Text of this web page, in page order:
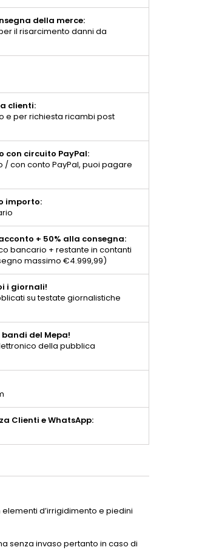
della merce:
il risarcimento danni da
clienti:
e per richiesta ricambi post
con circuito PayPal:
/ con conto PayPal, puoi pagare
importo:
+ 50% alla consegna:
bancario + restante in contanti
massimo €4.999,99)
i giornali!
su testate giornalistiche
del Mepa!
della pubblica
Clienti e WhatsApp:
d’irrigidimento e piedini
senza invaso pertanto in caso di